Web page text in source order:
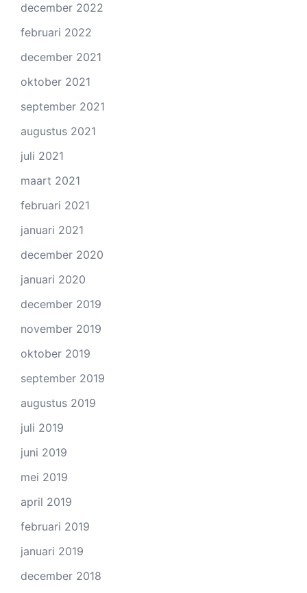
december 2022
februari 2022
december 2021
oktober 2021
september 2021
augustus 2021
juli 2021
maart 2021
februari 2021
januari 2021
december 2020
januari 2020
december 2019
november 2019
oktober 2019
september 2019
augustus 2019
juli 2019
juni 2019
mei 2019
april 2019
februari 2019
januari 2019
december 2018